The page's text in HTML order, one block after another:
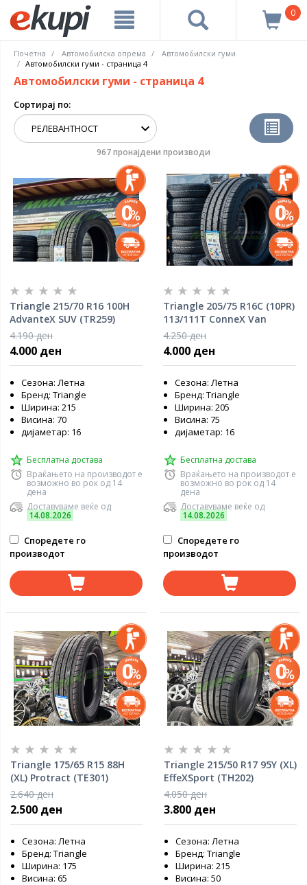
0
Почетна Автомобилска опрема
Aвтомобилски гуми
Автомобилски гуми - страница 4
Автомобилски гуми - страница 4
Сортирај по:
967 пронајдени производи
Triangle 215/70 R16 100H
AdvanteX SUV (TR259)
4.190 ден
4.000 ден
Сезона: Летна
Бренд: Triangle
Ширина: 215
Висина: 70
дијаметар: 16
Бесплатна достава
Враќањето на производот е
возможно во рок од 14
дена
Доставуваме веќе од
14.08.2026
Споредете го
производот
Triangle 205/75 R16C (10PR)
113/111T ConneX Van
(TV701)
4.250 ден
4.000 ден
Сезона: Летна
Бренд: Triangle
Ширина: 205
Висина: 75
дијаметар: 16
Бесплатна достава
Враќањето на производот е
возможно во рок од 14
дена
Доставуваме веќе од
14.08.2026
Споредете го
производот
Triangle 175/65 R15 88H
(XL) Protract (TE301)
2.640 ден
2.500 ден
Сезона: Летна
Бренд: Triangle
Ширина: 175
Висина: 65
Triangle 215/50 R17 95Y (XL)
EffeXSport (TH202)
4.050 ден
3.800 ден
Сезона: Летна
Бренд: Triangle
Ширина: 215
Висина: 50